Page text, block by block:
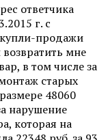
ответчика
г. с
продажи
мне
в том числе за
старых
48060
нарушение
которая на